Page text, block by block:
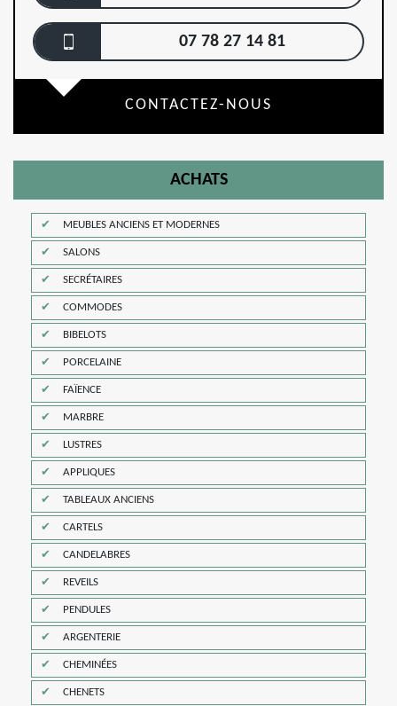
07 78 27 14 81
CONTACTEZ-NOUS
ACHATS
MEUBLES ANCIENS ET MODERNES
SALONS
SECRÉTAIRES
COMMODES
BIBELOTS
PORCELAINE
FAÏENCE
MARBRE
LUSTRES
APPLIQUES
TABLEAUX ANCIENS
CARTELS
CANDELABRES
REVEILS
PENDULES
ARGENTERIE
CHEMINÉES
CHENETS